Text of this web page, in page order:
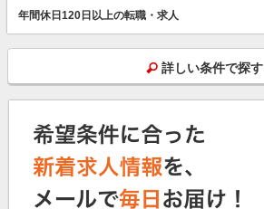
年間休日120日以上の転職・求人
詳しい条件で探す